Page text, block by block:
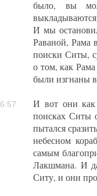
было, вы
И мы
Раваной, Рама
поиски Ситы,
о том, как
были изгнаны в
И вот они как
поисках Ситы
пытался
небесном
самым
Лакшмана. И
Ситу, и они